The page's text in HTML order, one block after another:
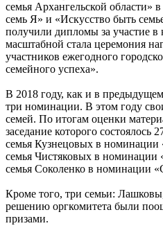
семья Архангельской области»
семь Я» и «Искусство быть
получили дипломы за участие в
масштабной стала церемония
участников ежегодного
семейного успеха».
В 2018 году, как и в
три номинации. В этом году
семей. По итогам оценки
заседание которого состоялось
семья Кузнецовых в номинации
семья Чистяковых в номинации
семья Соколенко в номинации
Кроме того, три семьи:
решению оргкомитета были
призами.